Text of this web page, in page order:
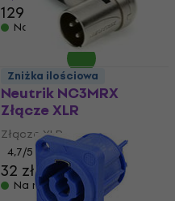
129 zł
Na magazynie
Neutrik NC3MRX
Złącze XLR
Złącze XLR
4,7/5
32 zł
Na magazynie
Zniżka ilościowa